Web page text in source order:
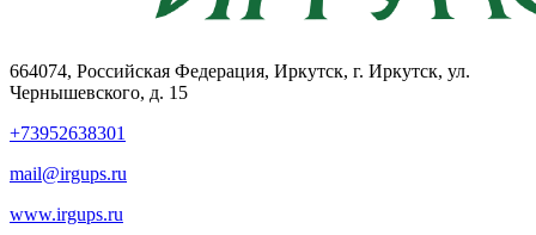
664074, Российская Федерация, Иркутск, г. Иркутск, ул.
Чернышевского, д. 15
+73952638301
mail@irgups.ru
www.irgups.ru